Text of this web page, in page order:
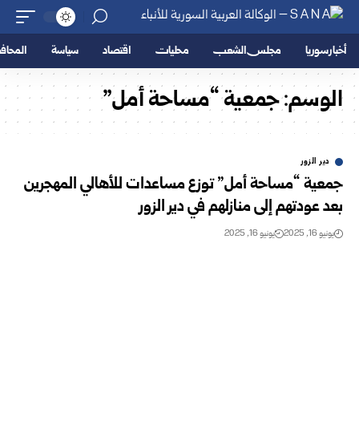
أخبار سوريا مجلس الشعب محليات اقتصاد سياسة
الوسم:جمعية “مساحة أمل”
دير الزور
جمعية “مساحة أمل” توزع مساعدات للأهالي المهجرين
بعد عودتهم إلى منازلهم في دير الزور
يونيو 16, 2025 يونيو 16, 2025